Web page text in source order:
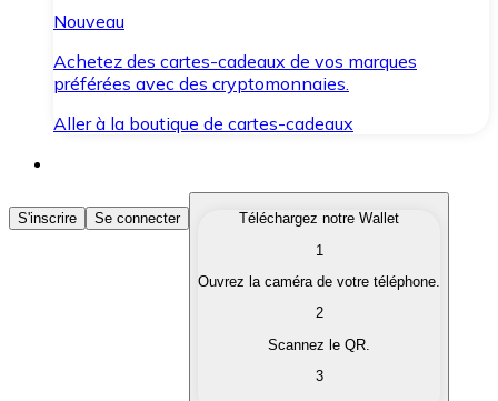
Nouveau
Achetez des cartes-cadeaux de vos marques
préférées avec des cryptomonnaies.
Aller à la boutique de cartes-cadeaux
Acheter des Cryptomonnaies
Achetez les cryptomonnaies qui vous intéressent
Convertissez vos cryptomonnaies en monnaie
S'inscrire Se connecter
Téléchargez notre Wallet
1
Ouvrez la caméra de votre téléphone.
2
Scannez le QR.
3